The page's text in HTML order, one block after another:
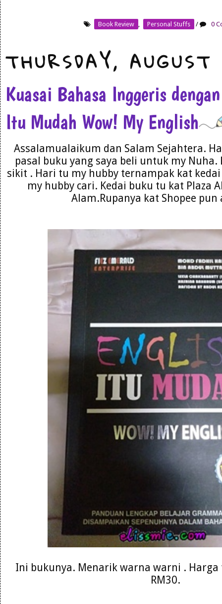
Book Review Personal Stuffs / 0
THURSDAY,
Kuasai Bahasa Inggeris
Itu Mudah Wow! My English
Assalamualaikum dan Salam Sejahtera.
pasal buku yang saya beli untuk my
sikit . Hari tu my hubby ternampak kat
my hubby cari. Kedai buku tu kat Plaza
Alam.Rupanya kat Shopee pun
Ini bukunya. Menarik warna warni .
RM30.